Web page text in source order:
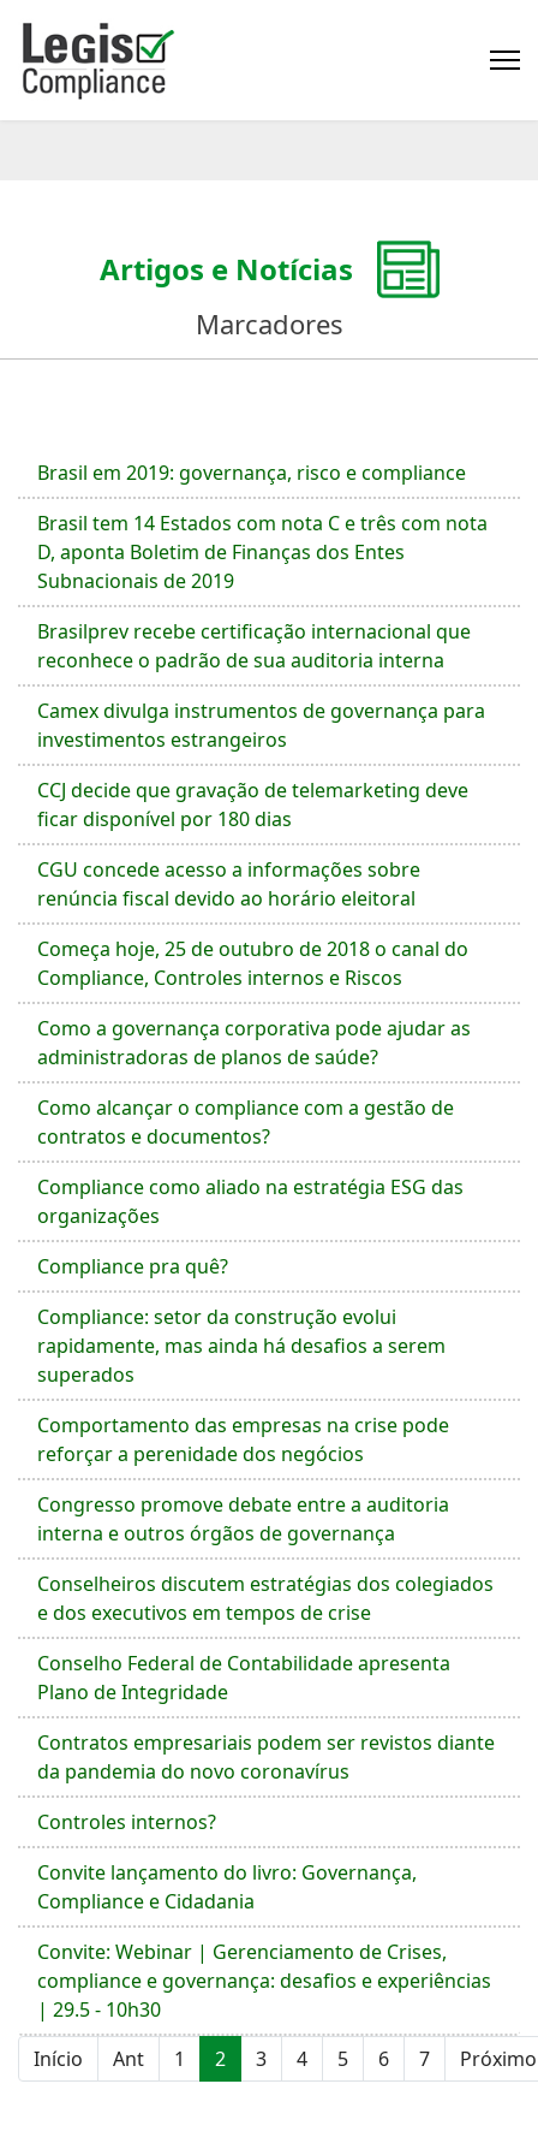
Artigos e Notícias
Marcadores
Brasil em 2019: governança, risco e compliance
Brasil tem 14 Estados com nota C e três com nota
D, aponta Boletim de Finanças dos Entes
Subnacionais de 2019
Brasilprev recebe certificação internacional que
reconhece o padrão de sua auditoria interna
Camex divulga instrumentos de governança para
investimentos estrangeiros
CCJ decide que gravação de telemarketing deve
ficar disponível por 180 dias
CGU concede acesso a informações sobre
renúncia fiscal devido ao horário eleitoral
Começa hoje, 25 de outubro de 2018 o canal do
Compliance, Controles internos e Riscos
Como a governança corporativa pode ajudar as
administradoras de planos de saúde?
Como alcançar o compliance com a gestão de
contratos e documentos?
Compliance como aliado na estratégia ESG das
organizações
Compliance pra quê?
Compliance: setor da construção evolui
rapidamente, mas ainda há desafios a serem
superados
Comportamento das empresas na crise pode
reforçar a perenidade dos negócios
Congresso promove debate entre a auditoria
interna e outros órgãos de governança
Conselheiros discutem estratégias dos colegiados
e dos executivos em tempos de crise
Conselho Federal de Contabilidade apresenta
Plano de Integridade
Contratos empresariais podem ser revistos diante
da pandemia do novo coronavírus
Controles internos?
Convite lançamento do livro: Governança,
Compliance e Cidadania
Convite: Webinar | Gerenciamento de Crises,
compliance e governança: desafios e experiências
| 29.5 - 10h30
Página 2 de 7
Início Ant 1 2 3 4 5 6 7 Próximo